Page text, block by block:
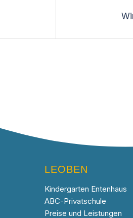
LEOBEN
Kindergarten Entenhaus
ABC-Privatschule
Preise und Leistungen